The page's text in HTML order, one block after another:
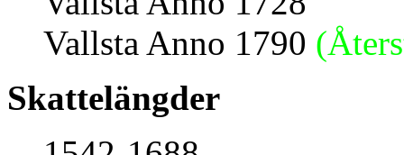
Vallsta Anno 1790
Skattelängder